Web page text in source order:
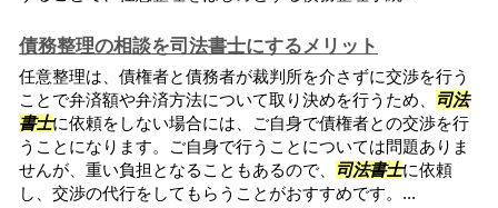
債務整理の相談を司法書士にするメリット
任意整理は、債権者と債務者が裁判所を介さずに交渉を行う
ことで弁済額や弁済方法について取り決めを行うため、
司法
書士に依頼をしない場合には、ご自身で債権者との交渉を行
うことになります。ご自身で行うことについては問題ありま
せんが、重い負担となることもあるので、
司法書士に依頼
し、交渉の代行をしてもらうことがおすすめです。...